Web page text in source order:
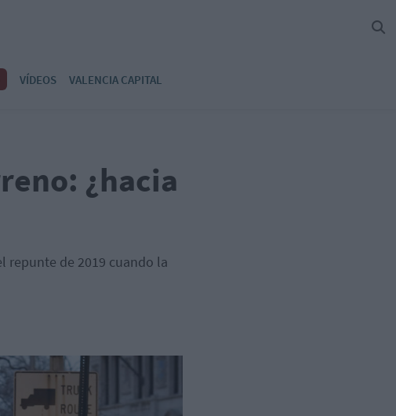
VÍDEOS VALENCIA CAPITAL
¿hacia
repunte de 2019 cuando la